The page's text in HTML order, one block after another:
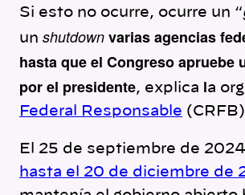
Si esto no ocurre, ocurre un “
un shutdown varias agencias
hasta que el Congreso apruebe
por el presidente, explica la
Federal Responsable
El 25 de septiembre de
hasta el 20 de diciembre de